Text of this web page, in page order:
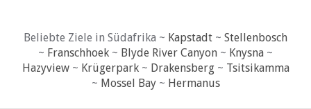
Beliebte Ziele in Südafrika ~ Kapstadt ~ Stellenbosch
~ Franschhoek ~ Blyde River Canyon ~ Knysna ~
Hazyview~ Krügerpark~ Drakensberg~ Tsitsikamma
~ Mossel Bay~ Hermanus